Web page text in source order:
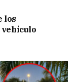
los
vehículo